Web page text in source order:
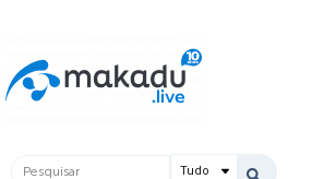
conteúdo
Pesquisar